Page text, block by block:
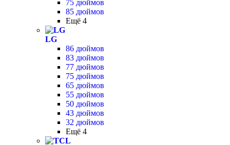
75 дюймов
85 дюймов
Ещё 4
LG
86 дюймов
83 дюймов
77 дюймов
75 дюймов
65 дюймов
55 дюймов
50 дюймов
43 дюймов
32 дюймов
Ещё 4